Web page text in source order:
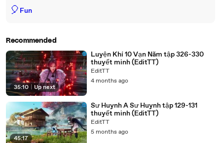
🎈 Fun
Recommended
35:10 Up next
Luyện Khí 10 Vạn Năm tập 326-330
thuyết minh (EditTT)
EditTT
4 months ago
45:17
Sư Huynh A Sư Huynh tập 129-131
thuyết minh (EditTT)
EditTT
5 months ago